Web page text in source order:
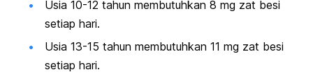
Usia 10-12 tahun membutuhkan 8 mg zat besi
setiap hari.
Usia 13-15 tahun membutuhkan 11 mg zat besi
setiap hari.